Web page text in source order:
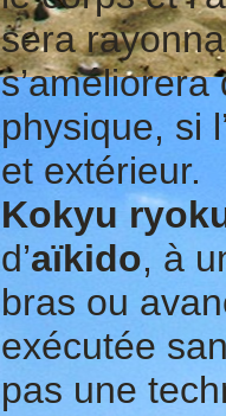
sera
physique, si
et extérieur.
Kokyu
d’aïkido, à
bras ou
exécutée
pas une